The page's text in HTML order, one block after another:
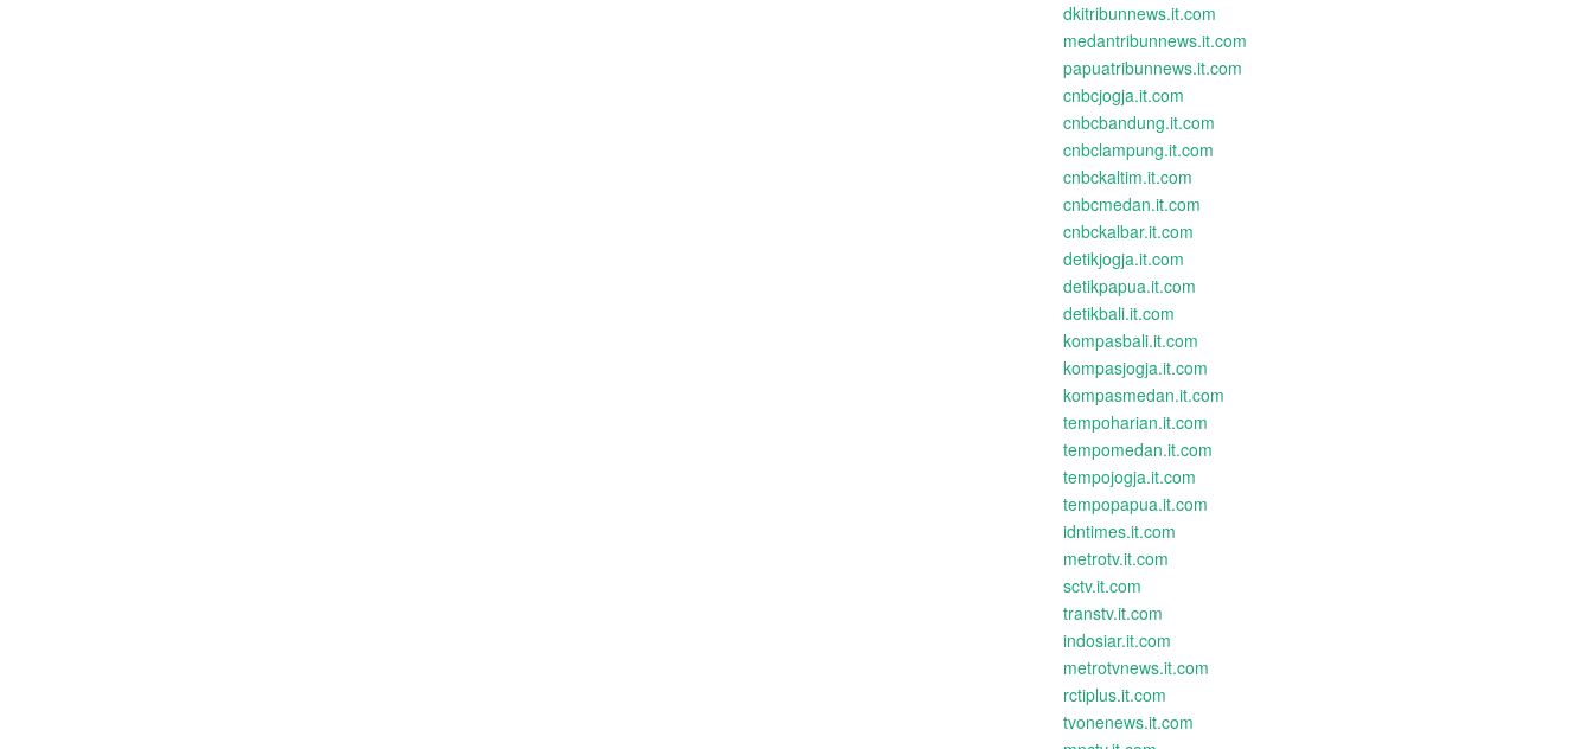
dkitribunnews.it.com
medantribunnews.it.com
papuatribunnews.it.com
cnbcjogja.it.com
cnbcbandung.it.com
cnbclampung.it.com
cnbckaltim.it.com
cnbcmedan.it.com
cnbckalbar.it.com
detikjogja.it.com
detikpapua.it.com
detikbali.it.com
kompasbali.it.com
kompasjogja.it.com
kompasmedan.it.com
tempoharian.it.com
tempomedan.it.com
tempojogja.it.com
tempopapua.it.com
idntimes.it.com
metrotv.it.com
sctv.it.com
transtv.it.com
indosiar.it.com
metrotvnews.it.com
rctiplus.it.com
tvonenews.it.com